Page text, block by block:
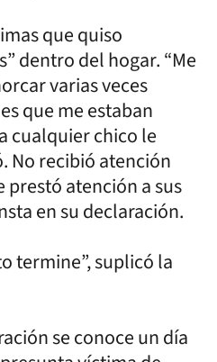
que quiso
dentro del hogar. “Me
varias veces
que me estaban
cualquier chico le
No recibió atención
prestó atención a sus
en su declaración.
termine”, suplicó la
se conoce un día